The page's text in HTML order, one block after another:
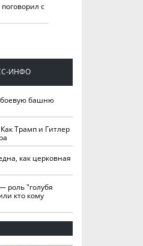
с
ИНФО
боевую башню
Трамп и Гитлер
как церковная
роль "голубя
кто кому